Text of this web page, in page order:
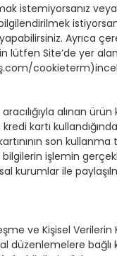
istemiyorsanız
Ayrıca
lütfen Site’de yer alan
alınan ürün
kartı
son kullanma
işlemin
kurumlar ile
ve Kişisel
düzenlemelere bağlı